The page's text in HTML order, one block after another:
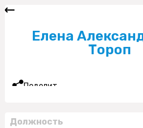
Елена
Тороп
Поделиться
Должность